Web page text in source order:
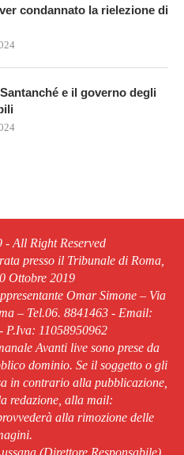
condannato la rielezione di
e il governo degli
All Right Reserved
presso il Tribunale di Roma,
Ottobre 2019
Omar Simone – Via
– Tel.06. 8841463 - Email:
P.Iva: 11058950962
Avanti live sono prese da
dominio. Se il soggetto o gli
in contrario alla pubblicazione,
redazione, alla mail:
alla rimozione delle